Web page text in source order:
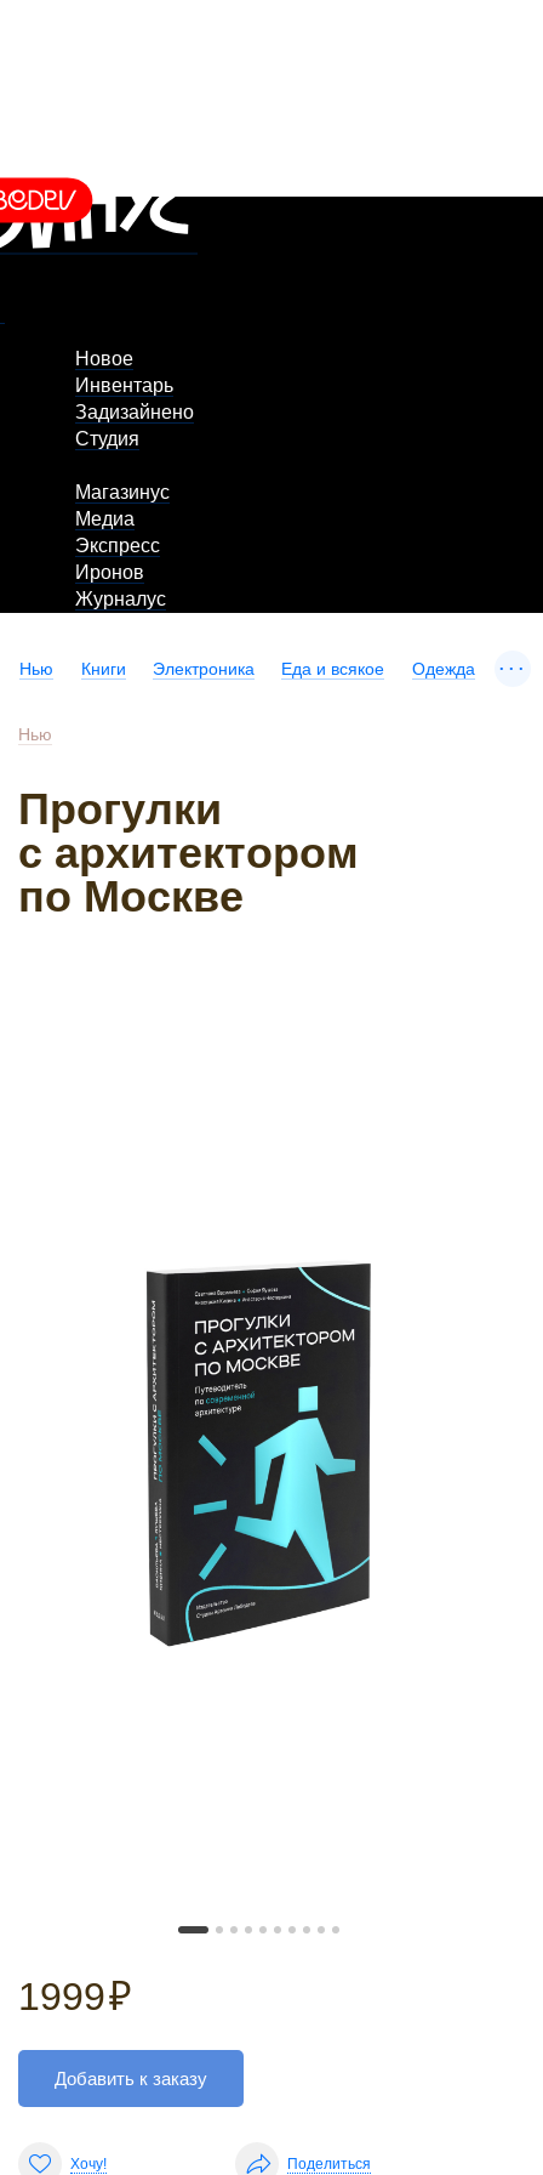
Новое
Инвентарь
Задизайнено
Студия
Магазинус
Медиа
Экспресс
Иронов
Журналус
Нью Книги Электроника Еда и всякое Одежда ...
Нью
Прогулки
с архитектором
по Москве
1999₽
Добавить к заказу
Хочу! Поделиться